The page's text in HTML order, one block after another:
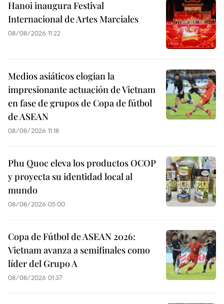
Hanoi inaugura Festival
Internacional de Artes Marciales
08/08/2026 11:22
Medios asiáticos elogian la
impresionante actuación de Vietnam
en fase de grupos de Copa de fútbol
de ASEAN
08/08/2026 11:18
Phu Quoc eleva los productos OCOP
y proyecta su identidad local al
mundo
08/08/2026 05:00
Copa de Fútbol de ASEAN 2026:
Vietnam avanza a semifinales como
líder del Grupo A
08/08/2026 01:37